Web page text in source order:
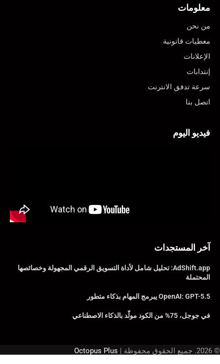
معلومات
من نحن
معطيات قانونية
الإعلانات
إنتدابات
سرعة تدفق الانترنت
اتصل بنا
فيديو اليوم
آخر المستجدات
AdShift.app: تحليل شامل لأداة التسويق الرقمي المجهولة وخصائصها
المحتملة
OpenAI: GPT-5.5 يبرمج المهام بذكاء متطور
في جوجل، 75% من الكود مولّد بالذكاء الاصطناعي
© 2026. جميع الحقوق محفوظة | Octopus Plus